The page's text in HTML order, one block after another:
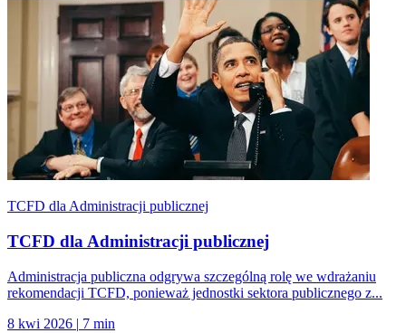
TCFD dla Administracji publicznej
TCFD dla Administracji publicznej
Administracja publiczna odgrywa szczególną rolę we wdrażaniu
rekomendacji TCFD, ponieważ jednostki sektora publicznego z...
8 kwi 2026 | 7 min